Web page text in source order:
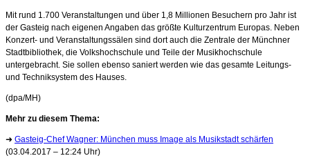
Mit rund 1.700 Veranstaltungen und über 1,8 Millionen Besuchern pro Jahr ist
der Gasteig nach eigenen Angaben das größte Kulturzentrum Europas. Neben
Konzert- und Veranstaltungssälen sind dort auch die Zentrale der Münchner
Stadtbibliothek, die Volkshochschule und Teile der Musikhochschule
untergebracht. Sie sollen ebenso saniert werden wie das gesamte Leitungs-
und Techniksystem des Hauses.
(dpa/MH)
Mehr zu diesem Thema:
➜ Gasteig-Chef Wagner: München muss Image als Musikstadt schärfen
(03.04.2017 – 12:24 Uhr)